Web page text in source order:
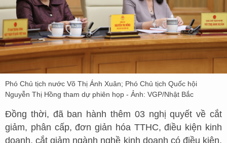
Phó Chủ tịch nước Võ Thị Ánh Xuân; Phó Chủ tịch Quốc hội
Nguyễn Thị Hồng tham dự phiên họp - Ảnh: VGP/Nhật Bắc
Đồng thời, đã ban hành thêm 03 nghị quyết về cắt
giảm, phân cấp, đơn giản hóa TTHC, điều kiện kinh
doanh, cắt giảm ngành nghề kinh doanh có điều kiện,